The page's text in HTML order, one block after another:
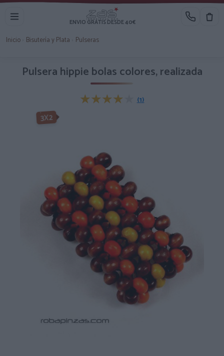
ENVIO GRATIS DESDE 40€
Inicio Bisutería y Plata Pulseras
Pulsera hippie bolas colores, realizada
★★★★★
★★★★★ (1)
3X2